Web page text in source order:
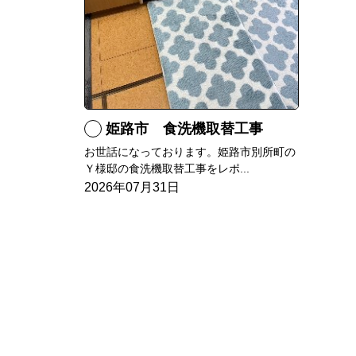
姫路市 食洗機取替工事
お世話になっております。姫路市別所町の
Ｙ様邸の食洗機取替工事をレポ...
2026年07月31日